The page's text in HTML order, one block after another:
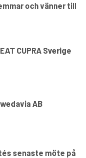
och vänner till
CUPRA Sverige
AB
senaste möte på